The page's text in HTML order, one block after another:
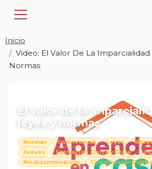
Inicio
Video: El Valor De La Imparcialidad
Normas
El valor de la
leyes y normas
Normas Convivencia Leyes
Jueves
Formación Cívica y Ética
No discriminación
Constitución